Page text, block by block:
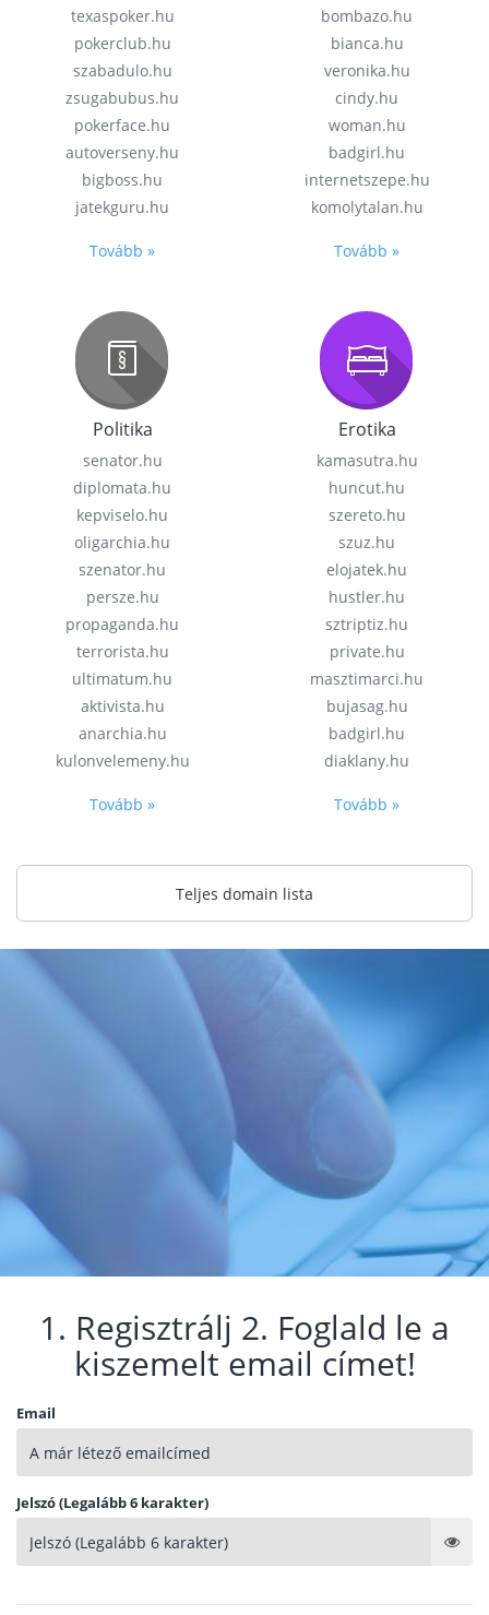
texaspoker.hu
pokerclub.hu
szabadulo.hu
zsugabubus.hu
pokerface.hu
autoverseny.hu
bigboss.hu
jatekguru.hu
Tovább »
bombazo.hu
bianca.hu
veronika.hu
cindy.hu
woman.hu
badgirl.hu
internetszepe.hu
komolytalan.hu
Tovább »
Politika
senator.hu
diplomata.hu
kepviselo.hu
oligarchia.hu
szenator.hu
persze.hu
propaganda.hu
terrorista.hu
ultimatum.hu
aktivista.hu
anarchia.hu
kulonvelemeny.hu
Tovább »
Erotika
kamasutra.hu
huncut.hu
szereto.hu
szuz.hu
elojatek.hu
hustler.hu
sztriptiz.hu
private.hu
masztimarci.hu
bujasag.hu
badgirl.hu
diaklany.hu
Tovább »
Teljes domain lista
1. Regisztrálj 2. Foglald le a
kiszemelt email címet!
Email
Jelszó (Legalább 6 karakter)